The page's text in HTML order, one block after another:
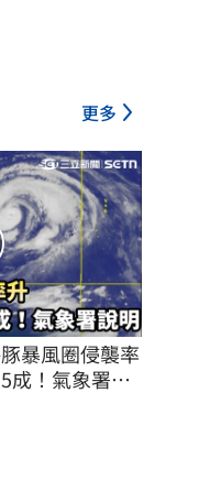
更多
暴風圈侵襲率
成！氣象署說